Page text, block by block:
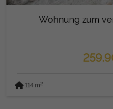
Wohnung zum
114 m2